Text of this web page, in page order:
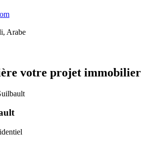
Arabe
votre projet immobilier